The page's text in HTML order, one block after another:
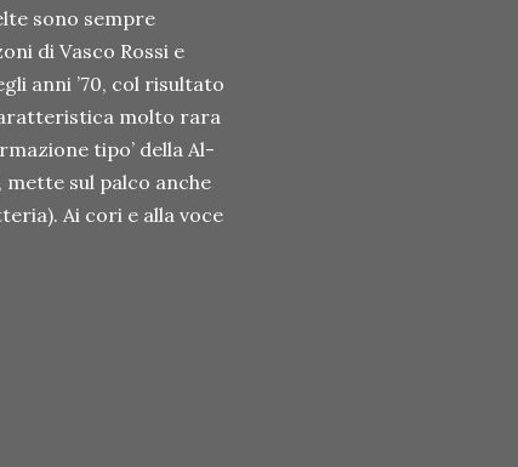
sono sempre
di Vasco Rossi e
anni ’70, col risultato
molto rara
tipo’ della Al-
mette sul palco anche
Ai cori e alla voce